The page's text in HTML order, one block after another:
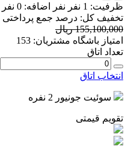
ظرفیت: 1 نفر نفر اضافه: 0 نفر
تخفیف کل: درصد جمع پرداختی 1 شب:
155,100,000 ریال
امتیاز باشگاه مشتریان: 153
تعداد اتاق
انتخاب اتاق
سوئیت جونیور 2 نفره
تقویم قیمتی